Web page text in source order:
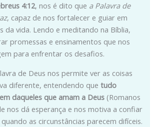
4:12, nos é dito que a Palavra de
, capaz de nos fortalecer e guiar em
da vida. Lendo e meditando na Bíblia,
promessas e ensinamentos que nos
para enfrentar os desafios.
de Deus nos permite ver as coisas
diferente, entendendo quetudo
daqueles que amam a Deus (Romanos
nos dá esperança e nos motiva a confiar
as circunstâncias parecem difíceis.